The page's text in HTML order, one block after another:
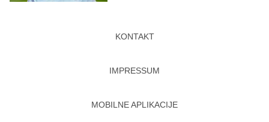
KONTAKT
IMPRESSUM
MOBILNE APLIKACIJE